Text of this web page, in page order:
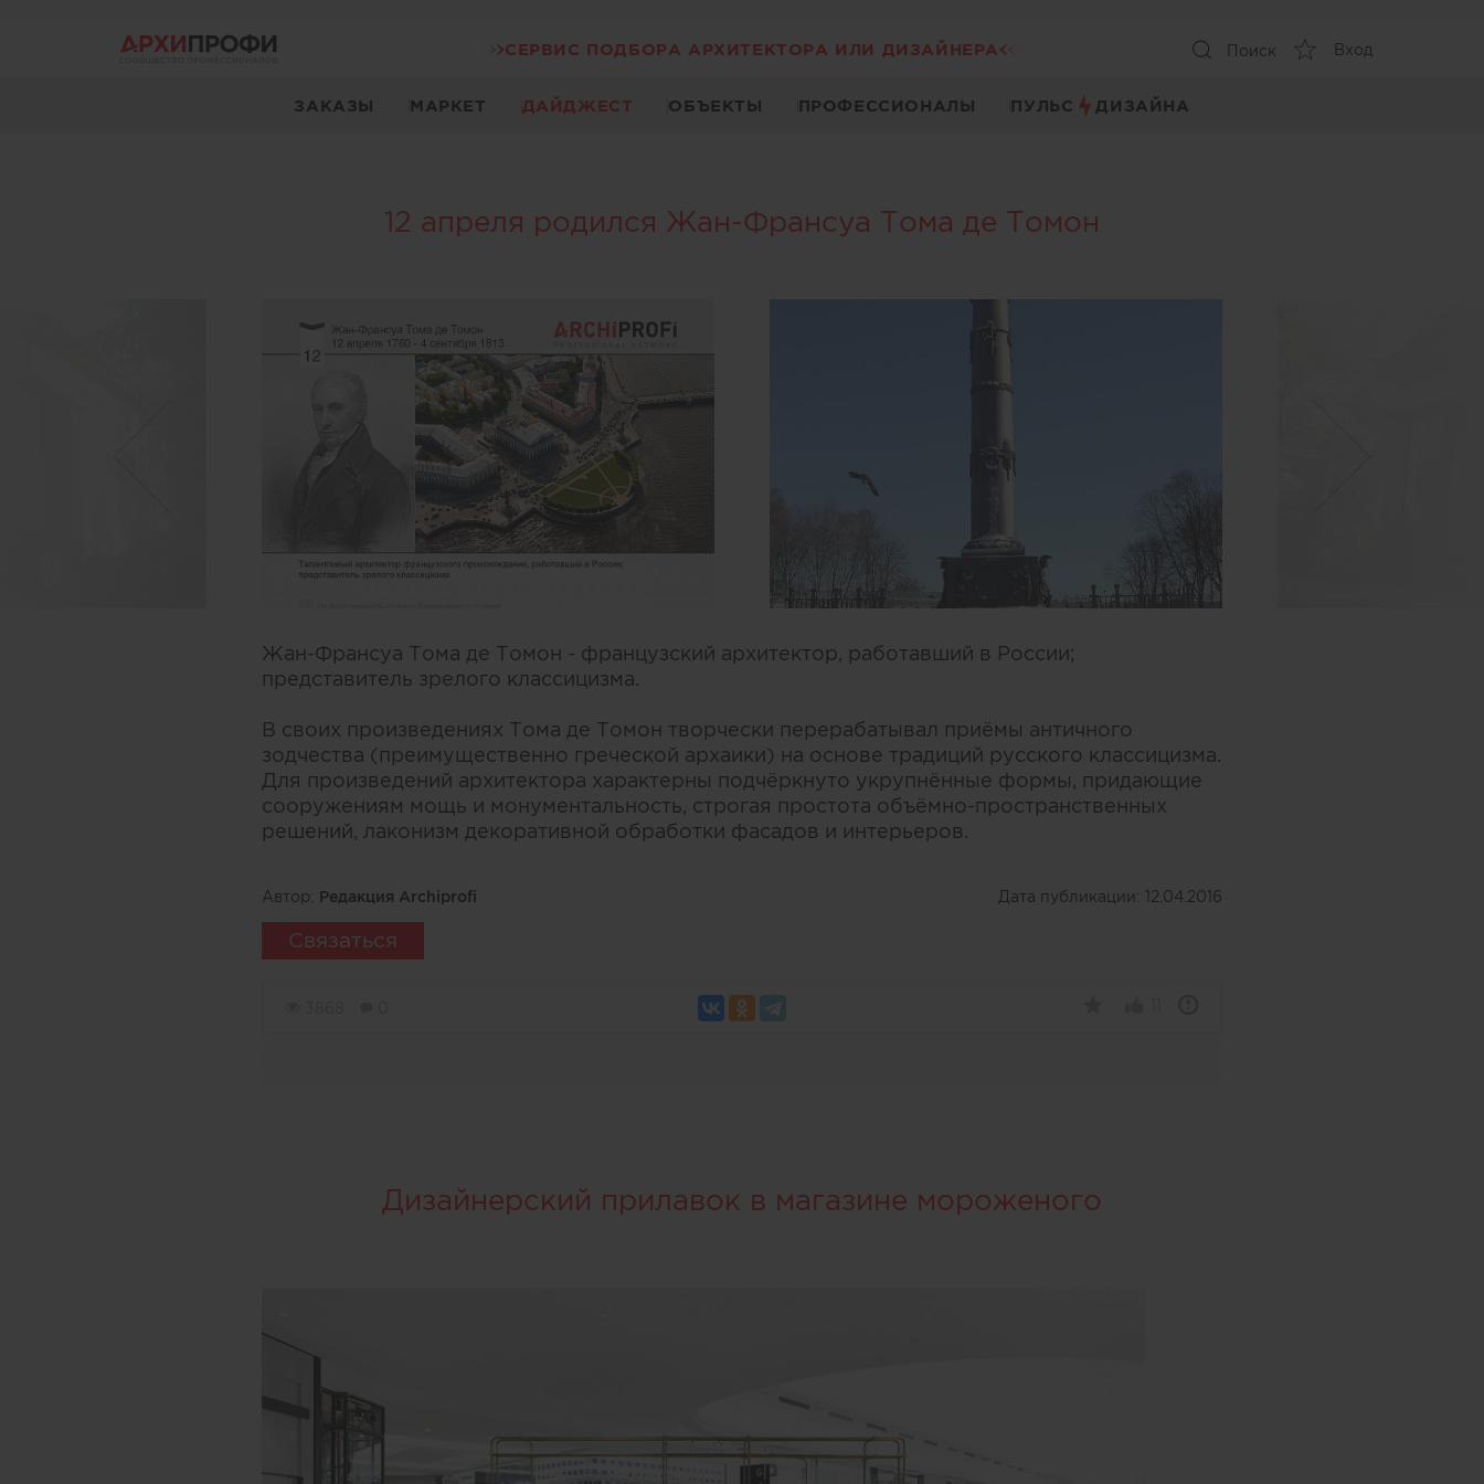
СЕРВИС ПОДБОРА АРХИТЕКТОРА ИЛИ ДИЗАЙНЕРА Поиск Вход
ЗАКАЗЫ МАРКЕТ ДАЙДЖЕСТ ОБЪЕКТЫ ПРОФЕССИОНАЛЫ ПУЛЬС ДИЗАЙНА
12 апреля родился Жан-Франсуа Тома де Томон
Жан-Франсуа Тома де Томон - французский архитектор, работавший в России;
представитель зрелого классицизма.
В своих произведениях Тома де Томон творчески перерабатывал приёмы античного
зодчества (преимущественно греческой архаики) на основе традиций русского классицизма.
Для произведений архитектора характерны подчёркнуто укрупнённые формы, придающие
сооружениям мощь и монументальность, строгая простота объёмно-пространственных
решений, лаконизм декоративной обработки фасадов и интерьеров.
Автор: Редакция Archiprofi Дата публикации: 12.04.2016
Связаться
Дизайнерский прилавок в магазине мороженого